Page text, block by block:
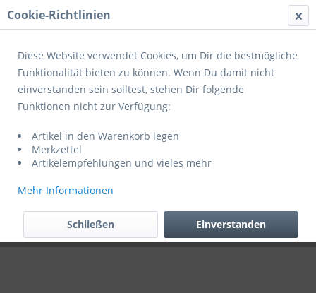
Menü
Übersicht Zubehör/Erweiterungen
Cookie-Richtlinien
Diese Website verwendet Cookies, um Dir die bestmögliche
Funktionalität bieten zu können. Wenn Du damit nicht
einverstanden sein solltest, stehen Dir folgende
Funktionen nicht zur Verfügung:
Artikel in den Warenkorb legen
Merkzettel
Artikelempfehlungen und vieles mehr
Mehr Informationen
Einverstanden
Schließen